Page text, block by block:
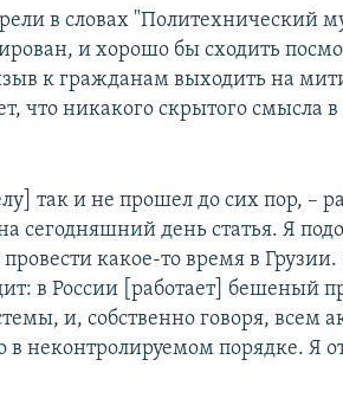
в словах "Политехнический
и хорошо бы сходить
к гражданам выходить на
что никакого скрытого смысла в
так и не прошел до сих пор, –
сегодняшний день статья. Я
какое-то время в Грузии.
в России [работает] бешеный
и, собственно говоря, всем
в неконтролируемом порядке. Я